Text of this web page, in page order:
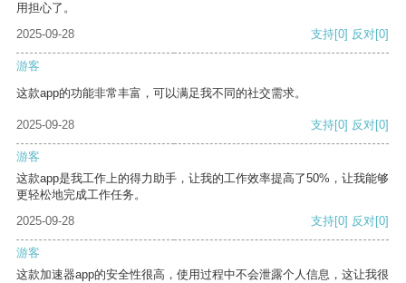
用担心了。
2025-09-28
支持[0] 反对[0]
游客
这款app的功能非常丰富，可以满足我不同的社交需求。
2025-09-28 支持[0] 反对[0]
游客
这款app是我工作上的得力助手，让我的工作效率提高了50%，让我能够
更轻松地完成工作任务。
2025-09-28
支持[0] 反对[0]
游客
这款加速器app的安全性很高，使用过程中不会泄露个人信息，这让我很